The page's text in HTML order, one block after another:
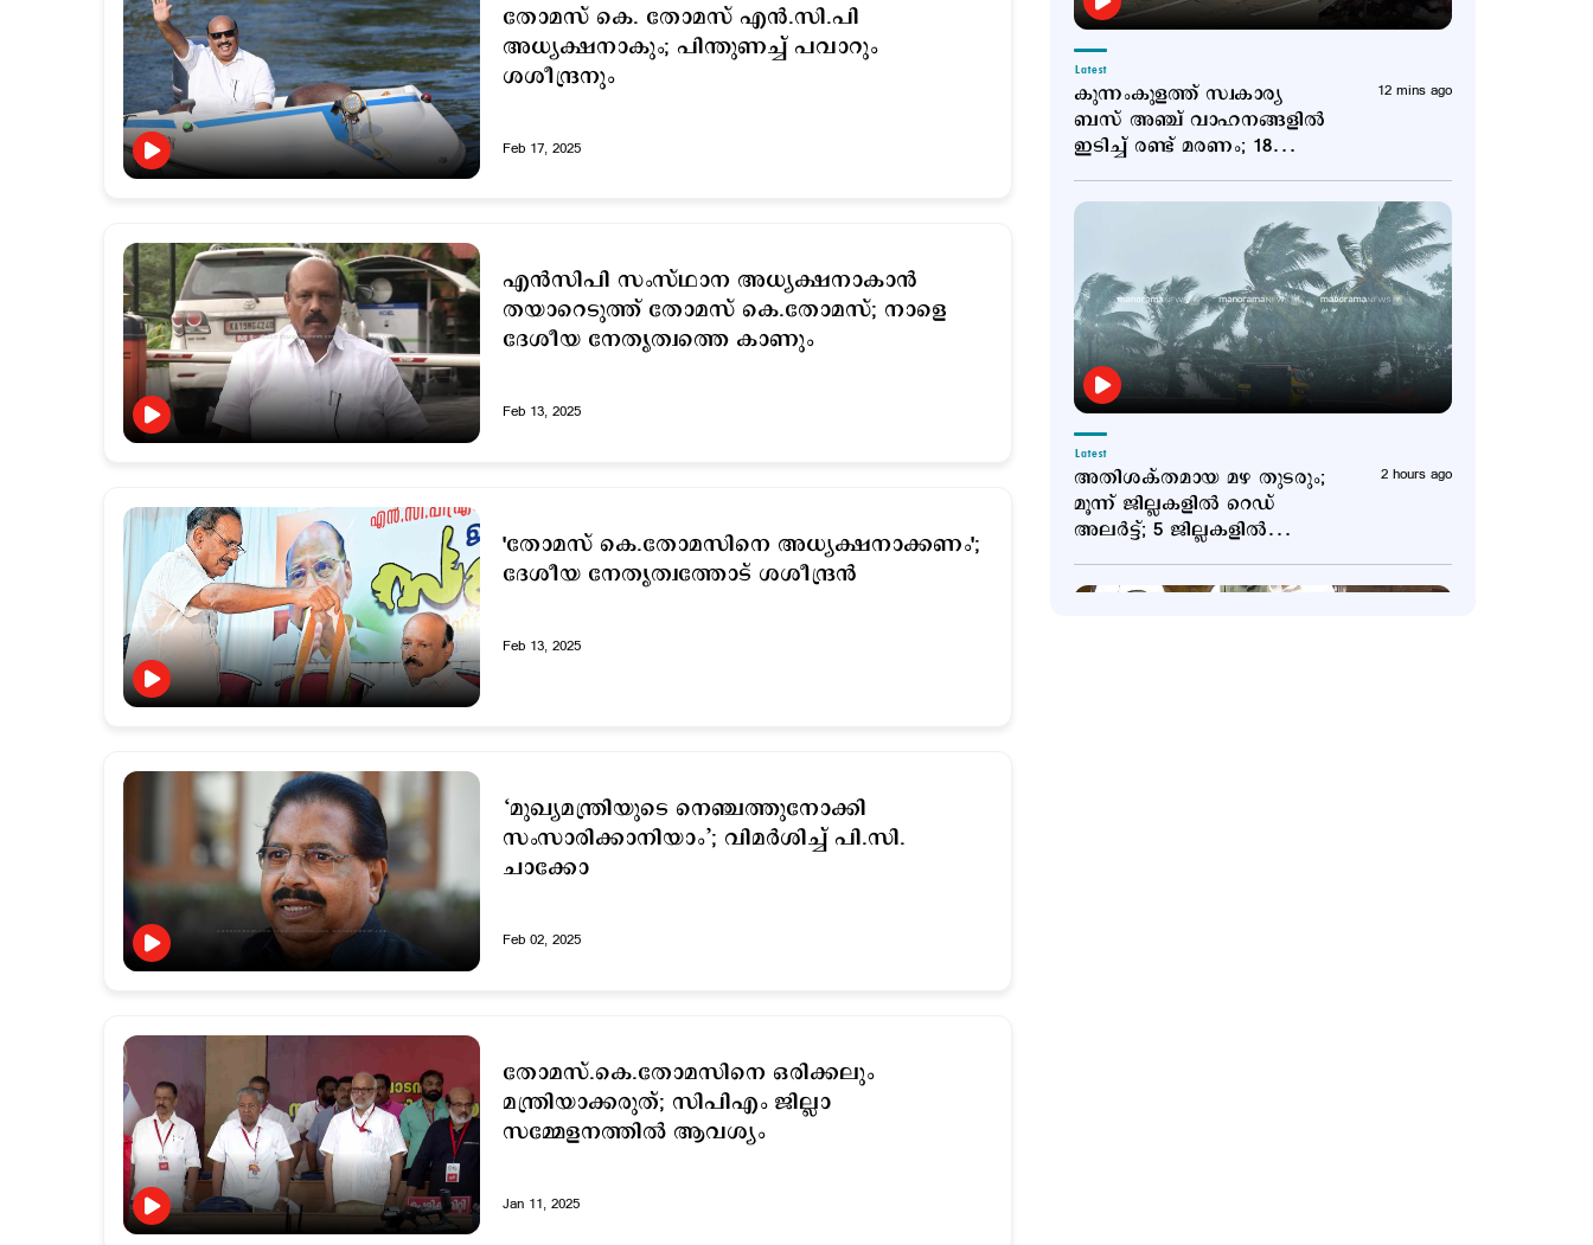
തോമസ് കെ. തോമസ് എന്‍.സി.പി
അധ്യക്ഷനാകും; പിന്തുണച്ച് പവാറും
ശശീന്ദ്രനും
Feb 17, 2025
എന്‍സിപി സംസ്ഥാന അധ്യക്ഷനാകാൻ
തയാറെടുത്ത് തോമസ് കെ.തോമസ്; നാളെ
ദേശീയ നേതൃത്വത്തെ കാണും
Feb 13, 2025
'തോമസ് കെ.തോമസിനെ അധ്യക്ഷനാക്കണം';
ദേശീയ നേതൃത്വത്തോട് ശശീന്ദ്രന്‍
Feb 13, 2025
‘മുഖ്യമന്ത്രിയുടെ നെഞ്ചത്തുനോക്കി
സംസാരിക്കാനിയാം’; വിമര്‍ശിച്ച് പി.സി.
ചാക്കോ
Feb 02, 2025
തോമസ്.കെ.തോമസിനെ ഒരിക്കലും
മന്ത്രിയാക്കരുത്; സിപിഎം ജില്ലാ
സമ്മേളനത്തിൽ ആവശ്യം
Jan 11, 2025
Latest
കുന്നംകുളത്ത് സ്വകാര്യ
ബസ് അഞ്ച് വാഹനങ്ങളിൽ
ഇടിച്ച് രണ്ട് മരണം; 18
12 mins ago
Latest
അതിശക്തമായ മഴ തുടരും;
മൂന്ന് ജില്ലകളില്‍ റെ‍ഡ്
അലര്‍ട്ട്; 5 ജില്ലകളില്‍
2 hours ago